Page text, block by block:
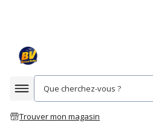
Afficher la navigation
Trouver mon magasin